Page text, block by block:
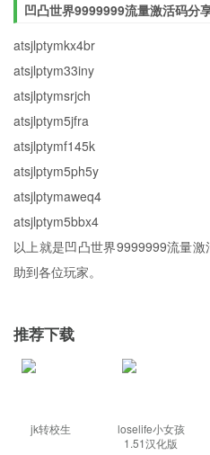
凹凸世界9999999流量激活码分
atsjlptymkx4br
atsjlptym33iny
atsjlptymsrjch
atsjlptym5jfra
atsjlptymf145k
atsjlptym5ph5y
atsjlptymaweq4
atsjlptym5bbx4
以上就是凹凸世界9999999流量
助到各位玩家。
推荐下载
jk转校生
loselife小女孩
1.51汉化版